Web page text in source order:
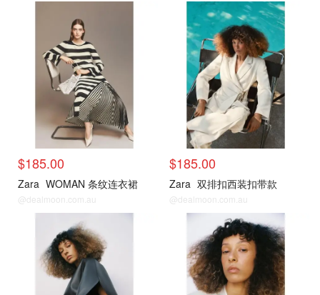
$185.00
Zara WOMAN 条纹连衣裙
@dealmoon.com.au
$185.00
Zara 双排扣西装扣带款
@dealmoon.com.au